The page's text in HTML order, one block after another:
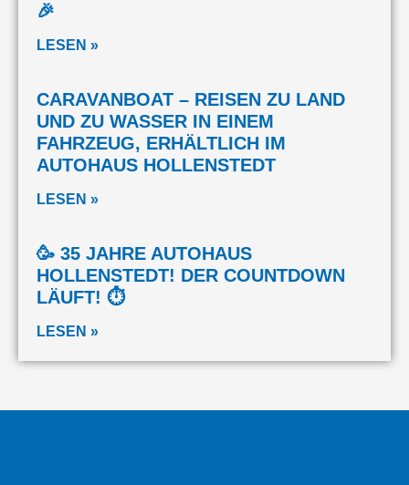
🎉
LESEN »
CARAVANBOAT – REISEN ZU LAND
UND ZU WASSER IN EINEM
FAHRZEUG, ERHÄLTLICH IM
AUTOHAUS HOLLENSTEDT
LESEN »
🥳 35 JAHRE AUTOHAUS
HOLLENSTEDT! DER COUNTDOWN
LÄUFT! ⏱️
LESEN »